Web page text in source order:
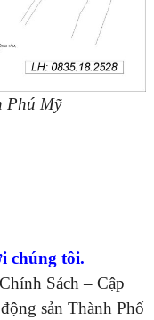
Phú Mỹ
chúng tôi.
Sách – Cập
sản Thành Phố